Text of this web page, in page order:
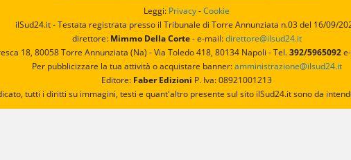
Leggi: Privacy-Cookie
ilSud24.it - Testata registrata presso il Tribunale di Torre Annunziata n.03 del 16/09/
direttore:Mimmo Della Corte- e-mail:direttore@ilsud24.it
18, 80058 Torre Annunziata (Na) - Via Toledo 418, 80134 Napoli - Tel.392/5965092
Per pubblicizzare la tua attività o acquistare banner:amministrazione@ilsud24.it
Editore: Faber Edizioni P. Iva: 08921001213
tutti i diritti su immagini, testi e quant'altro presente sul sito ilSud24.it sono da